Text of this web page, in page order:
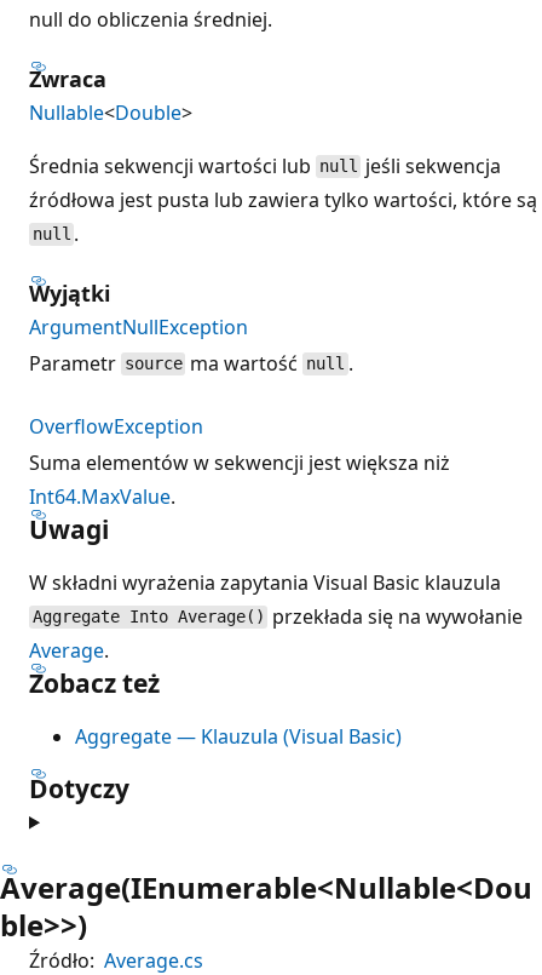
null do obliczenia średniej.
Zwraca
Nullable<Double>
Średnia sekwencji wartości lub null jeśli sekwencja
źródłowa jest pusta lub zawiera tylko wartości, które są
null .
Wyjątki
ArgumentNullException
Parametr source ma wartość null .
OverflowException
Suma elementów w sekwencji jest większa niż
Int64.MaxValue.
Uwagi
W składni wyrażenia zapytania Visual Basic klauzula
Aggregate Into Average() przekłada się na wywołanie
Average.
Zobacz też
Aggregate — Klauzula (Visual Basic)
Dotyczy
Average(IEnumerable<Nullable<Dou
ble>>)
Źródło: Average.cs